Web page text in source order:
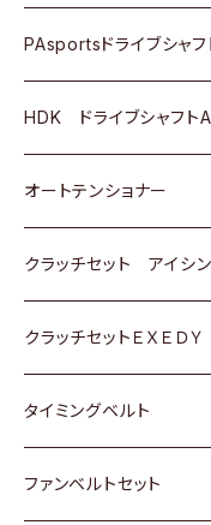
スバル
ＢＥＮＺ
スバル
三菱
スバル
マツダ
三菱
スバル
ダイハツ
マツダ
三菱
スバル
ダイハツ
マツダ
三菱
スバル
スズキ
日産
いすゞ
ダイハツ
マツダ
三菱
スバル
ＢＥＮＺ
ＢＭＷ
GOLF
ＷＡＧＥＮ
アストロ（シボレー）
クライスラー
ＢＥＮＺ
ＢＭＷ
ＷＡＧＥＮ
ＶＯＬＶＯ
PAsportsドライブシャ
トヨタ
ホンダ
スズキ
日産
ダイハツ
マツダ
HDK ドライブシャフト
スズキ
ダイハツ
日産
ホンダ
マツダ
オートテンショナー
トヨタ
クラッチセット アイシ
ホンダ
スズキ
ダイハツ
クラッチセットＥＸＥＤＹ
ホンダ
スズキ
タイミングベルト
トヨタ
ファンベルトセット